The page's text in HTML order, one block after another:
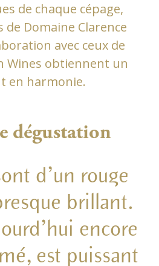
de chaque cépage,
Domaine Clarence
avec ceux de
Wines obtiennent un
en harmonie.
dégustation
d’un rouge
brillant.
encore
est puissant